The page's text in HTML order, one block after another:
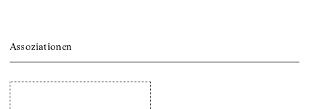
Assoziationen